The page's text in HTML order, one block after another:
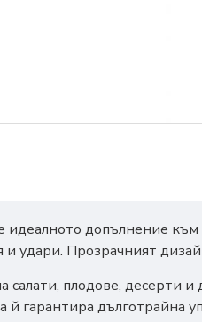
допълнение към
и удари. Прозрачният
плодове, десерти и
й гарантира дълготрайна